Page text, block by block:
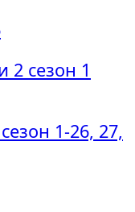
сезон 1
1-26, 27,